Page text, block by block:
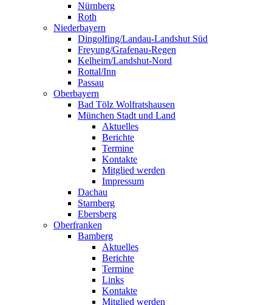
Nürnberg
Roth
Niederbayern
Dingolfing/Landau-Landshut Süd
Freyung/Grafenau-Regen
Kelheim/Landshut-Nord
Rottal/Inn
Passau
Oberbayern
Bad Tölz Wolfratshausen
München Stadt und Land
Aktuelles
Berichte
Termine
Kontakte
Mitglied werden
Impressum
Dachau
Starnberg
Ebersberg
Oberfranken
Bamberg
Aktuelles
Berichte
Termine
Links
Kontakte
Mitglied werden